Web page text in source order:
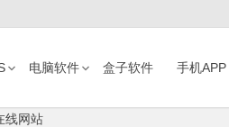
电脑软件 盒子软件 手机APP
线网站